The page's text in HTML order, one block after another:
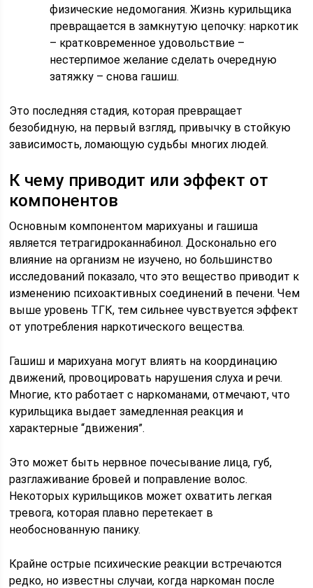
физические недомогания. Жизнь курильщика
превращается в замкнутую цепочку: наркотик
– кратковременное удовольствие –
нестерпимое желание сделать очередную
затяжку – снова гашиш.
Это последняя стадия, которая превращает
безобидную, на первый взгляд, привычку в стойкую
зависимость, ломающую судьбы многих людей.
К чему приводит или эффект от
компонентов
Основным компонентом марихуаны и гашиша
является тетрагидроканнабинол. Досконально его
влияние на организм не изучено, но большинство
исследований показало, что это вещество приводит к
изменению психоактивных соединений в печени. Чем
выше уровень ТГК, тем сильнее чувствуется эффект
от употребления наркотического вещества.
Гашиш и марихуана могут влиять на координацию
движений, провоцировать нарушения слуха и речи.
Многие, кто работает с наркоманами, отмечают, что
курильщика выдает замедленная реакция и
характерные “движения”.
Это может быть нервное почесывание лица, губ,
разглаживание бровей и поправление волос.
Некоторых курильщиков может охватить легкая
тревога, которая плавно перетекает в
необоснованную панику.
Крайне острые психические реакции встречаются
редко, но известны случаи, когда наркоман после